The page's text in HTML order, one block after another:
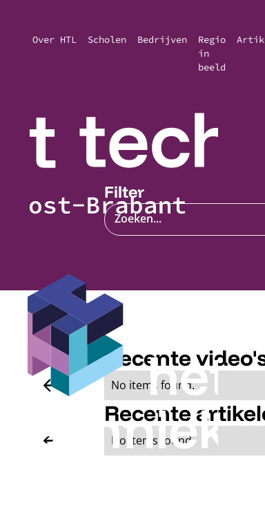
Over HTL Scholen Bedrijven
Regio
in
beeld
Filter
Zoeken...
Recente
No items found.
Recente
No items found.